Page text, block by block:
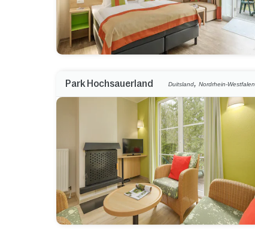
Park Hochsauerland Duitsland,Nordrhein-Westfalen